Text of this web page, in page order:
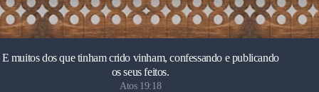
E muitos dos que tinham crido vinham, confessando e publicando
os seus feitos.
Atos 19:18